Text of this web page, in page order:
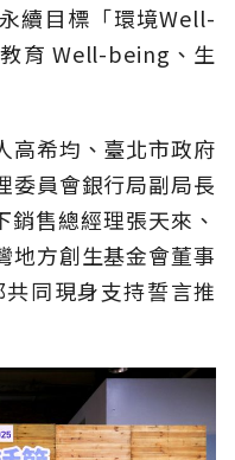
續目標「環境Well-
育 Well-being、生
高希均、臺北市政府
委員會銀行局副局長
售總經理張天來、
地方創生基金會董事
同現身支持誓言推